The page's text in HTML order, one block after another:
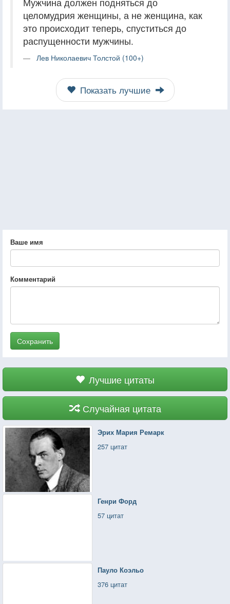
целомудрия женщины, а не женщина, как
это происходит теперь, спуститься до
распущенности мужчины.
Лев Николаевич Толстой (100+)
Показать лучшие
Ваше имя
Комментарий
Сохранить
Лучшие цитаты
Случайная цитата
Эрих Мария Ремарк
257 цитат
Генри Форд
57 цитат
Пауло Коэльо
376 цитат